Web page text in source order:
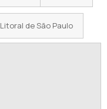
Litoral de São Paulo